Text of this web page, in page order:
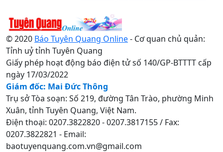
© 2020 Báo Tuyên Quang Online- Cơ quan chủ quản:
Tỉnh uỷ tỉnh Tuyên Quang
Giấy phép hoạt động báo điện tử số 140/GP-BTTTT cấp
ngày 17/03/2022
Giám đốc: Mai Đức Thông
Trụ sở Tòa soạn: Số 219, đường Tân Trào, phường Minh
Xuân, tỉnh Tuyên Quang, Việt Nam.
Điện thoại: 0207.3822820 - 0207.3817155 / Fax:
0207.3822821 - Email:
baotuyenquang.com.vn@gmail.com